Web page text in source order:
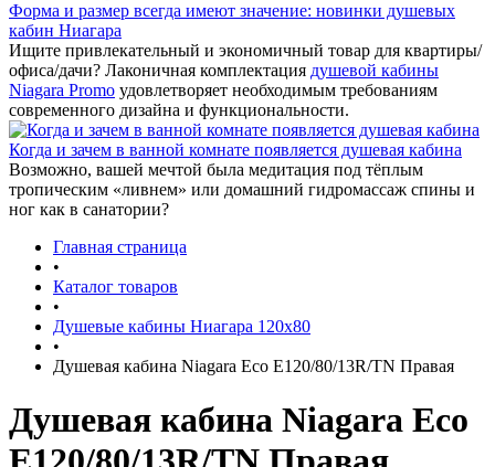
Форма и размер всегда имеют значение: новинки душевых
кабин Ниагара
Ищите привлекательный и экономичный товар для квартиры/
офиса/дачи? Лаконичная комплектация душевой кабины
Niagara Promo удовлетворяет необходимым требованиям
современного дизайна и функциональности.
Когда и зачем в ванной комнате появляется душевая кабина
Возможно, вашей мечтой была медитация под тёплым
тропическим «ливнем» или домашний гидромассаж спины и
ног как в санатории?
Главная страница
•
Каталог товаров
•
Душевые кабины Ниагара 120x80
•
Душевая кабина Niagara Eco E120/80/13R/ТN Правая
Душевая кабина Niagara Eco